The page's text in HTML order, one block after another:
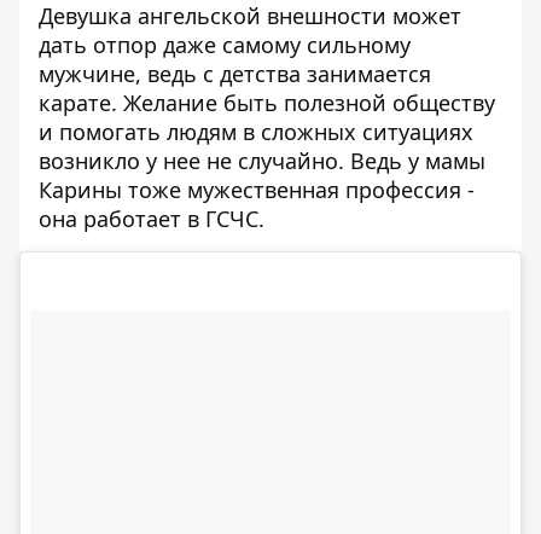
Девушка ангельской внешности может
дать отпор даже самому сильному
мужчине, ведь с детства занимается
карате. Желание быть полезной обществу
и помогать людям в сложных ситуациях
возникло у нее не случайно. Ведь у мамы
Карины тоже мужественная профессия -
она работает в ГСЧС.